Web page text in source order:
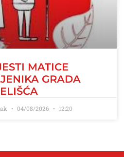
MATICE
GRADA
04/08/2026 12:20